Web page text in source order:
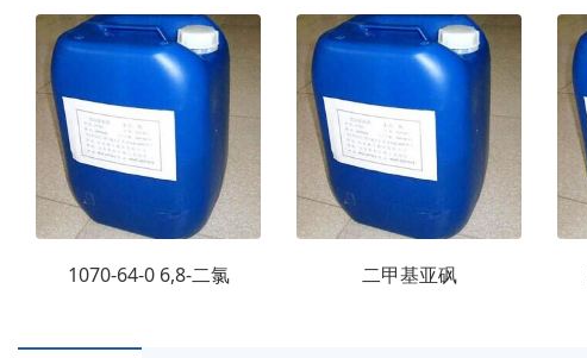
1070-64-0 6,8-二氯 二甲基亚砜